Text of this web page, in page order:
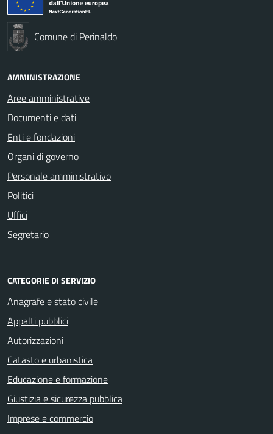
Comune di Perinaldo
AMMINISTRAZIONE
Aree amministrative
Documenti e dati
Enti e fondazioni
Organi di governo
Personale amministrativo
Politici
Uffici
Segretario
CATEGORIE DI SERVIZIO
Anagrafe e stato civile
Appalti pubblici
Autorizzazioni
Catasto e urbanistica
Educazione e formazione
Giustizia e sicurezza pubblica
Imprese e commercio